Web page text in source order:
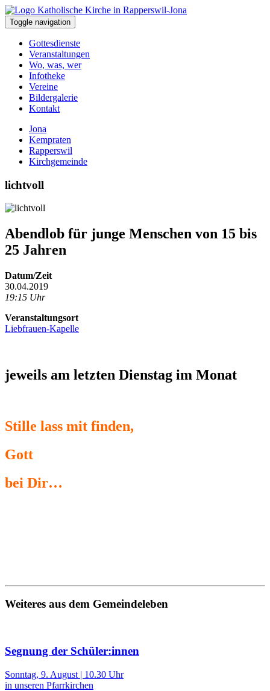
Toggle navigation
Gottesdienste
Veranstaltungen
Wo, was, wer
Infotheke
Vereine
Bildergalerie
Kontakt
Jona
Kempraten
Rapperswil
Kirchgemeinde
lichtvoll
Abendlob für junge Menschen von 15 bis
25 Jahren
Datum/Zeit
30.04.2019
19:15 Uhr
Veranstaltungsort
Liebfrauen-Kapelle
jeweils am letzten Dienstag im Monat
Stille lass mit finden,
Gott
bei Dir…
Weiteres aus dem Gemeindeleben
Segnung der Schüler:innen
Sonntag, 9. August | 10.30 Uhr
in unseren Pfarrkirchen